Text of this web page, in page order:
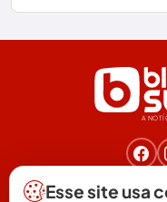
Eleições 2024
Encruzilhada
Érico Cardoso
A
Esse site usa